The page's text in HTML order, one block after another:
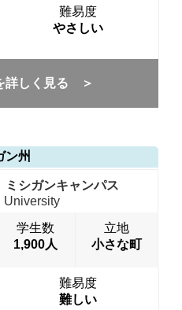
難易度
やさしい
詳しく見る ＞
ン州
シガンキャンパス
University
学生数
1,900人
立地
小さな町
難易度
難しい